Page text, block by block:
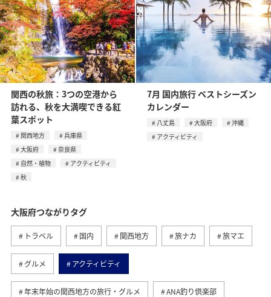
関西の秋旅：3つの空港から
訪れる、秋を大満喫できる紅
葉スポット
関西地方
兵庫県
大阪府
奈良県
自然・植物
アクティビティ
秋
7月 国内旅行 ベストシーズン
カレンダー
八丈島 大阪府
沖縄
アクティビティ
大阪府つながりタグ
トラベル 国内 関西地方 旅ナカ 旅マエ
グルメ アクティビティ
年末年始の関西地方の旅行・グルメ ANA釣り倶楽部